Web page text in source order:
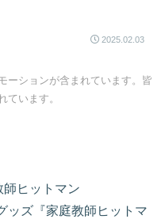
2025.02.03
ーションが含まれています。皆
ています。
ヒットマン
ッズ『家庭教師ヒットマ